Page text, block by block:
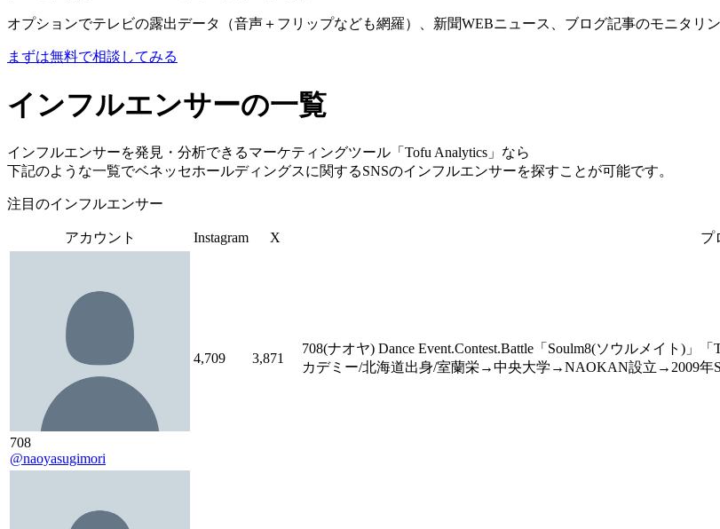
オプションでテレビの露出データ（音声＋フリップなども網羅）、新聞WEBニュース、ブログ記事のモニタリン
まずは無料で相談してみる
インフルエンサーの一覧
インフルエンサーを発見・分析できるマーケティングツール「Tofu Analytics」なら
下記のような一覧でベネッセホールディングスに関するSNSのインフルエンサーを探すことが可能です。
注目のインフルエンサー
アカウント Instagram X プ
708
@naoyasugimori
4,709 3,871
708(ナオヤ) Dance Event.Contest.Battle「Soulm8(ソウルメイト)
カデミー/北海道出身/室蘭栄→中央大学→NAOKAN設立→2009年